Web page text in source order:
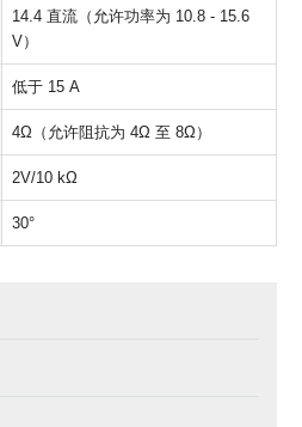
14.4 直流（允许功率为 10.8 - 15.6
V）
低于 15 A
4Ω（允许阻抗为 4Ω 至 8Ω）
2V/10 kΩ
30°